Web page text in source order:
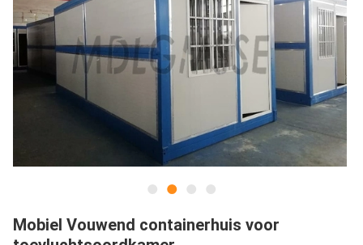
Mobiel Vouwend containerhuis voor